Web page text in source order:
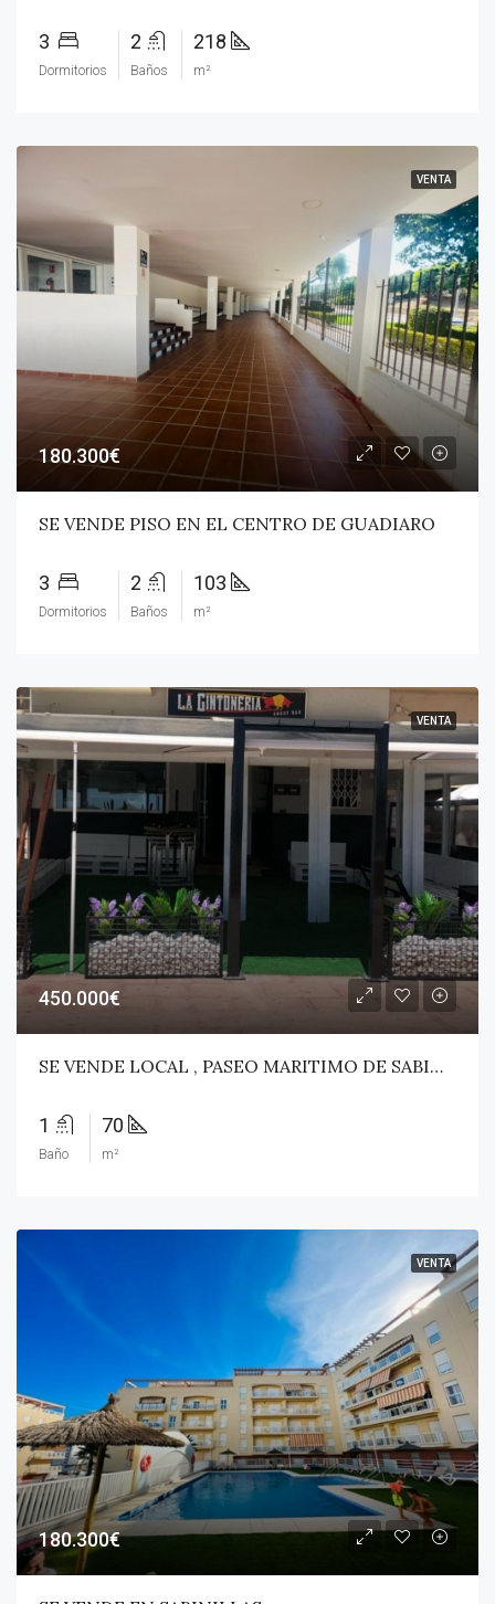
3
Dormitorios
2
Baños
218
m²
VENTA
180.300€
SE VENDE PISO EN EL CENTRO DE GUADIARO
3
Dormitorios
2
Baños
103
m²
VENTA
450.000€
SE VENDE LOCAL , PASEO MARITIMO DE SABINILLAS
1
Baño
70
m²
VENTA
180.300€